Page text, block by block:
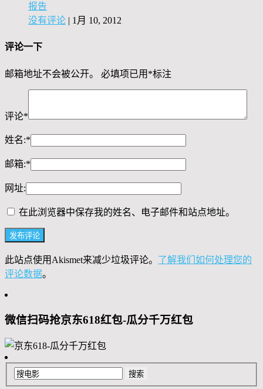
报告
没有评论 | 1月 10, 2012
评论一下
邮箱地址不会被公开。 必填项已用 *标注
评论*
姓名:*
邮箱:*
网址:
在此浏览器中保存我的姓名、电子邮件和站点地址。
此站点使用Akismet来减少垃圾评论。 了解我们如何处理您的
评论数据。
微信扫码抢京东618红包-瓜分千万红包